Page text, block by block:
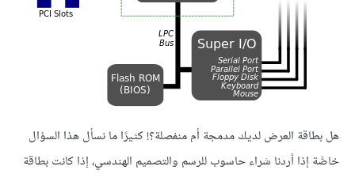
هل بطاقة العرض لديك مدمجة أم منفصلة؟! كثيرًا ما نسأل هذا السؤال
خاصَّة إذا أردنا شراء حاسوب للرسم والتصميم الهندسي، إذا كانت بطاقة